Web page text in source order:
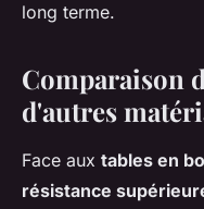
long terme.
Comparaison
d'autres
Face aux tables en
résistance